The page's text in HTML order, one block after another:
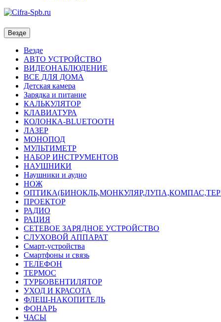
Везде
Везде
АВТО УСТРОЙСТВО
ВИДЕОНАБЛЮДЕНИЕ
ВСЕ ДЛЯ ДОМА
Детская камера
Зарядка и питание
КАЛЬКУЛЯТОР
КЛАВИАТУРА
КОЛОНКА-BLUETOOTH
ЛАЗЕР
МОНОПОД
МУЛЬТИМЕТР
НАБОР ИНСТРУМЕНТОВ
НАУШНИКИ
Наушники и аудио
НОЖ
ПРОЕКТОР
РАДИО
РАЦИЯ
СЕТЕВОЕ ЗАРЯДНОЕ УСТРОЙСТВО
СЛУХОВОЙ АППАРАТ
Смарт-устройства
Смартфоны и связь
ТЕЛЕФОН
ТЕРМОС
ТУРБОВЕНТИЛЯТОР
УХОД И КРАСОТА
ФЛЕШ-НАКОПИТЕЛЬ
ФОНАРЬ
ЧАСЫ